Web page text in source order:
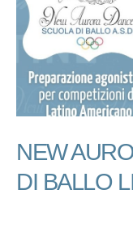
NEW
DI BALLO